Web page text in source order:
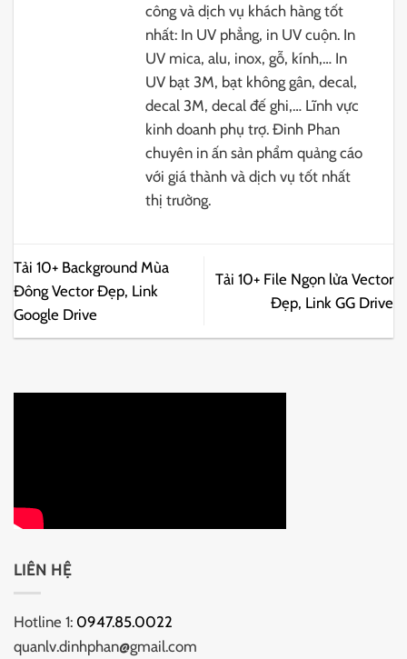
công và dịch vụ khách hàng tốt
nhất: In UV phẳng, in UV cuộn. In
UV mica, alu, inox, gỗ, kính,… In
UV bạt 3M, bạt không gân, decal,
decal 3M, decal đế ghi,… Lĩnh vực
kinh doanh phụ trợ. Đinh Phan
chuyên in ấn sản phẩm quảng cáo
với giá thành và dịch vụ tốt nhất
thị trường.
Tải 10+ Background Mùa
Đông Vector Đẹp, Link
Google Drive
Tải 10+ File Ngọn lửa Vector
Đẹp, Link GG Drive
LIÊN HỆ
Hotline 1: 0947.85.0022
quanlv.dinhphan@gmail.com